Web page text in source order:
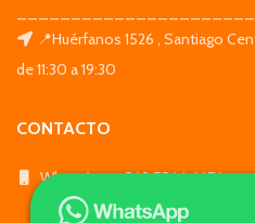
📍Huérfanos 1526 , Santiago
de 11:30 a 19:30
CONTACTO
WhatsApp: +569 7564 4676